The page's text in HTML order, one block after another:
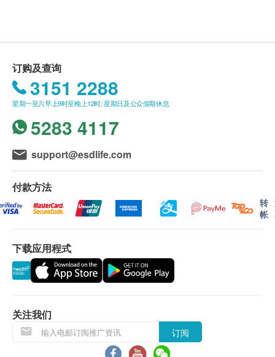
HP幽门螺杆菌抗药性测试
HK$ 880.0
4. 退款与变更政策
后)，因客户个人原因未使用的服务或项目不可退
款、折现或更换为其他服务。
用于肠道准备的泻粉一经发出不可退款。
扣除HKD 1100元（用于覆盖初步评估及医疗服务
成本），余款退还。健康网购ESDlife及正观医院
保留最终解释权。
内视镜检查最终价格以检查后结果而定,套餐价格
仅包含基础检查费用。若检查中发现需进行治疗、
活组织取样（活检）或病理检测等情况，医生将根
餐内，(内视镜检查过程中,发生活组织抽取/息肉治
疗:
1-2粒,加收RMB3,000元;
内（由确认付款日期起计）接受内视镜检查，逾期
作废。
内镜检查时, 如果遇到医生不会说广东话的情况，
正观医院可安排医护人员陪同提供翻译服务或选择
使用英语交流。
文个版本有任何抵触或不相符之处，应以繁体中文
版本为准。
二、内视镜报告领取和讲解
客人可在内视镜检查日确认报告语言（可选择繁体
内视镜报告会在内视镜检查完毕,您完全苏醒后,由
内视镜医生讲解并交付于您.
(如遇需要病理检查的情况,我院会在5个工作日内提
式:电邮/再次预约到院)：
1. 病理报告完成后，正观医院会发送提醒讯息提醒
订购及查询
3151 2288
星期一至六早上9时至晚上12时; 星期日及公众假期休息
5283 4117
support@esdlife.com
付款方法
转
帐
下载应用程式
关注我们
订阅